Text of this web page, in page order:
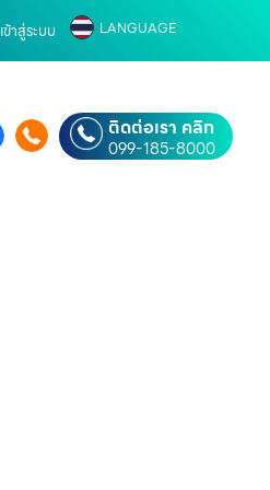
เข้าสู่ระบบ LANGUAGE
ติดต่อเรา คลิก
099-185-8000